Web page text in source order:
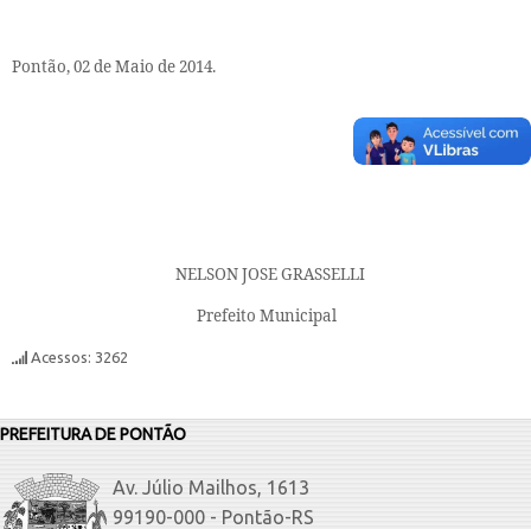
Pontão, 02 de Maio de 2014.
NELSON JOSE GRASSELLI
Prefeito Municipal
Acessos: 3262
PREFEITURA DE PONTÃO
Av. Júlio Mailhos, 1613
99190-000 - Pontão-RS